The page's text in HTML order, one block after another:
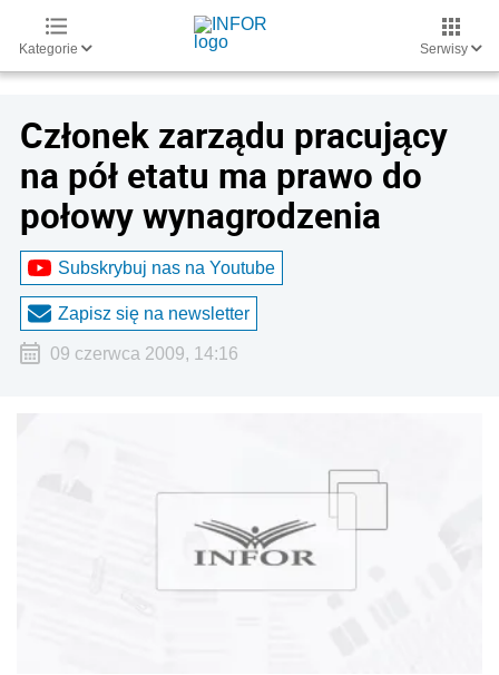
Kategorie Serwisy
Członek zarządu pracujący
na pół etatu ma prawo do
połowy wynagrodzenia
Subskrybuj nas na Youtube
Zapisz się na newsletter
09 czerwca 2009, 14:16